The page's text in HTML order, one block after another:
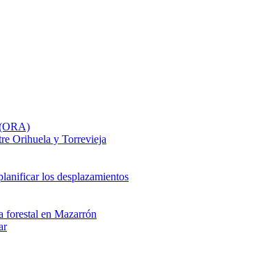
Orihuela y Torrevieja
los desplazamientos
forestal en Mazarrón